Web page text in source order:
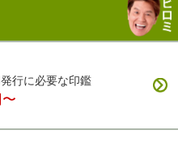
行に必要な印鑑